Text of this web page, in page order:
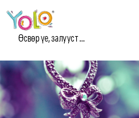
Өсвөр үе, залууст ...